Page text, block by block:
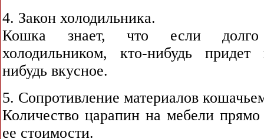
4. Закон холодильника.
Кошка знает, что если долго
холодильником, кто-нибудь
нибудь вкусное.
5. Сопротивление материалов
Количество царапин на мебели
ее стоимости.